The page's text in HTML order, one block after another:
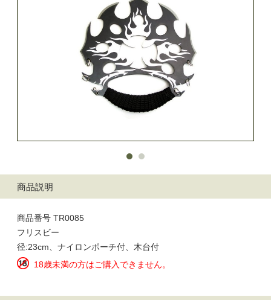
商品説明
商品番号 TR0085
フリスビー
径:23cm、ナイロンポーチ付、木台付
18歳未満の方はご購入できません。